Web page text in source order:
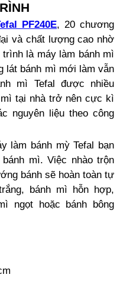
PF240E, 20 chương
và chất lượng cao nhờ
là máy làm bánh mì
lát bánh mì mới làm vẫn
mì Tefal được nhiều
tại nhà trở nên cực kì
nguyên liệu theo công
làm bánh mỳ Tefal bạn
mì. Việc nhào trộn
bánh sẽ hoàn toàn tự
bánh mì hỗn hợp,
ngọt hoặc bánh bông